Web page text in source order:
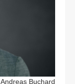
Andreas Buchard